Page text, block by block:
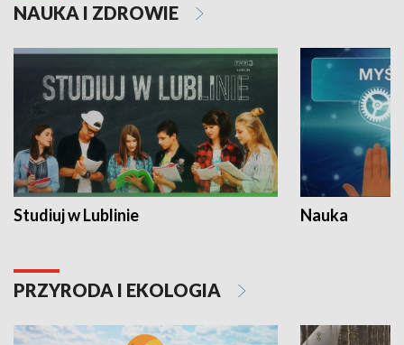
NAUKA I ZDROWIE
Studiuj w Lublinie Nauka
PRZYRODA I EKOLOGIA